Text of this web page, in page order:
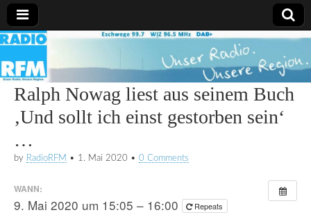
Radio
RFM
Ralph Nowag liest aus seinem Buch
‚Und sollt ich einst gestorben sein‘
…
by RadioRFM • 1. Mai 2020 • 0 Comments
WANN:
9. Mai 2020 um 15:05 – 16:00
Repeats